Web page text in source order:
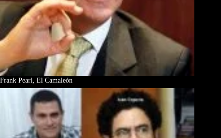
Frank Pearl, El Camaleón